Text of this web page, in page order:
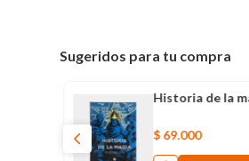
Sugeridos para tu compra
Historia de la
$ 69.000